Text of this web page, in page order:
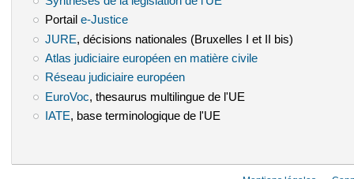
Portail e-Justice(le lien est externe)
JURE (le lien est externe)
, décisions nationales (Bruxelles I et II bis)
Atlas judiciaire européen en matière civile(le lien est externe)
Réseau judiciaire européen(le lien est externe)
EuroVoc (le lien est externe)
, thesaurus multilingue de l'UE
IATE(le lien est externe)
, base terminologique de l'UE